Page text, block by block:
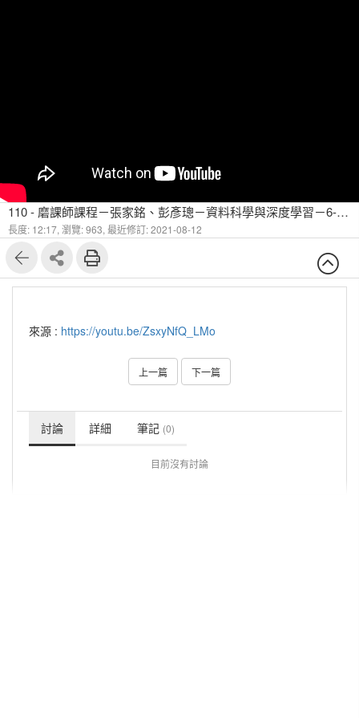
110 - 磨課師課程－張家銘、彭彥璁－資料科學與深度學習－6-1-2 常用深度學習訓練技巧-2
長度: 12:17, 瀏覽: 963, 最近修訂: 2021-08-12
來源 : https://youtu.be/ZsxyNfQ_LMo
上一篇 下一篇
討論 詳細 筆記 (0)
目前沒有討論